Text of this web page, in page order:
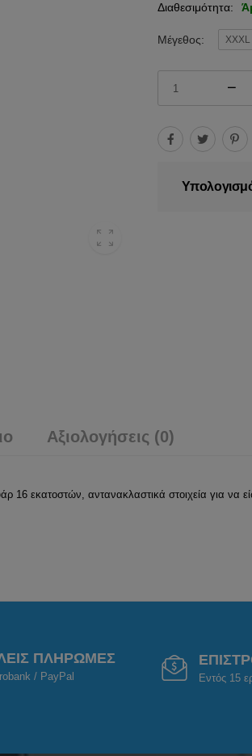
Διαθεσιμότητα:
Μέγεθος: XXXL
Αξιολογήσεις (0)
εκατοστών, αντανακλαστικά στοιχεία για να
ΠΛΗΡΩΜΕΣ
/ PayPal Εντός 15